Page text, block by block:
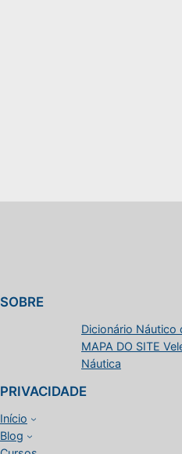
SOBRE
Dicionário Náutico
MAPA DO SITE
Náutica
PRIVACIDADE
Início
Blog